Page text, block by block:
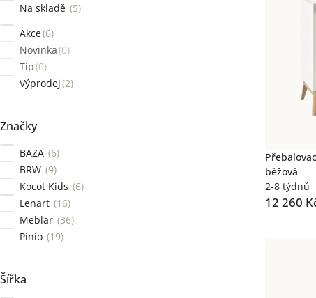
Na skladě 5
Akce 6
Novinka 0
Tip 0
Výprodej 2
Značky
BAZA 6
BRW 9
Kocot Kids
6
Lenart 16
Meblar 36
Pinio 19
Šířka
béžová
2-8 týdnů
12 260